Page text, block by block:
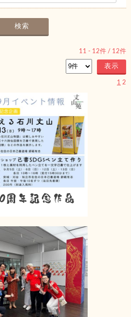
11 - 12件 / 12件
1 2
周年記念作品